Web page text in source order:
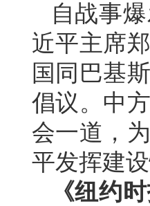
自战事
近平主席
国同巴基
倡议。中
会一道，
平发挥建设
《纽约